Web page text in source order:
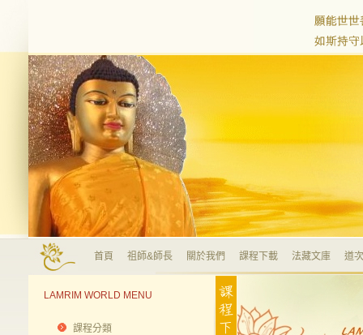
首頁 祖師&師長 關於我們 課程下載 法藏文庫 道
LAMRIM WORLD MENU
課程分類